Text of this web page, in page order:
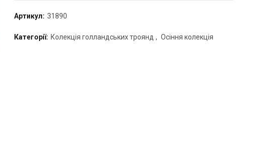
Артикул: 31890
Категорії: Колекція голландських троянд , Осіння колекція